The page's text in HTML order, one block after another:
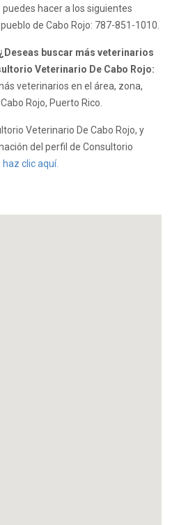
puedes hacer a los siguientes
de Cabo Rojo: 787-851-1010.
buscar más veterinarios
Veterinario De Cabo Rojo:
veterinarios en el área, zona,
Rojo, Puerto Rico.
Veterinario De Cabo Rojo, y
del perfil de Consultorio
haz clic aquí.